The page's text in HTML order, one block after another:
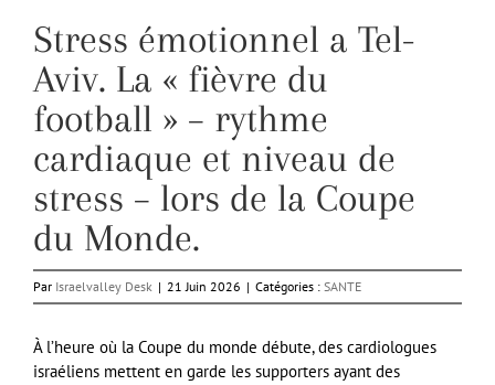
Stress émotionnel a Tel-
Aviv. La « fièvre du
football » – rythme
cardiaque et niveau de
stress – lors de la Coupe
du Monde.
Par Israelvalley Desk | 21 Juin 2026 | Catégories : SANTE
À l’heure où la Coupe du monde débute, des cardiologues
israéliens mettent en garde les supporters ayant des